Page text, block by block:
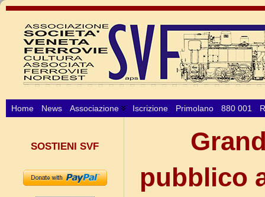
Home News Associazione Iscrizione Primolano 880 001
SOSTIENI SVF
pubblico